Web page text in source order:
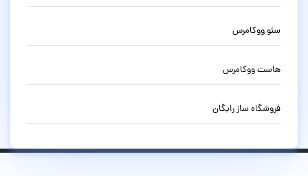
سئو ووکامرس
هاست ووکامرس
فروشگاه ساز رایگان